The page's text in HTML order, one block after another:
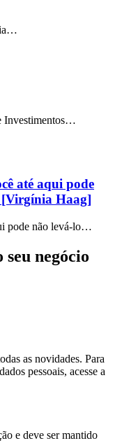
Investimentos…
até aqui pode
Haag]
pode não levá-lo…
seu negócio
as novidades. Para
pessoais, acesse a
e deve ser mantido